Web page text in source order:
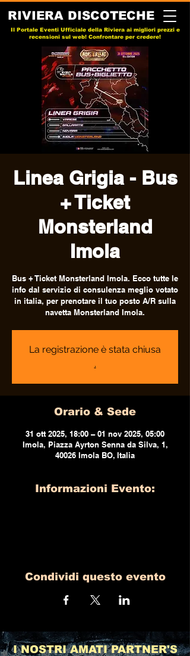
RIVIERA DISCOTECHE
Il Portale Eventi Ufficiale della Riviera ai migliori prezzi e
recensioni sul web! Confrontare per credere!
Linea Grigia - Bus
+ Ticket
Monsterland
Imola
Bus + Ticket Monsterland Imola. Ecco tutte le
info dal servizio di consulenza meglio votato
in italia, per prenotare il tuo posto A/R sulla
navetta Monsterland Imola.
La registrazione è stata chiusa
.
Orario & Sede
31 ott 2025, 18:00 – 01 nov 2025, 05:00
Imola, Piazza Ayrton Senna da Silva, 1,
40026 Imola BO, Italia
Informazioni Evento:
Condividi questo evento
I NOSTRI AMATI PARTNER'S